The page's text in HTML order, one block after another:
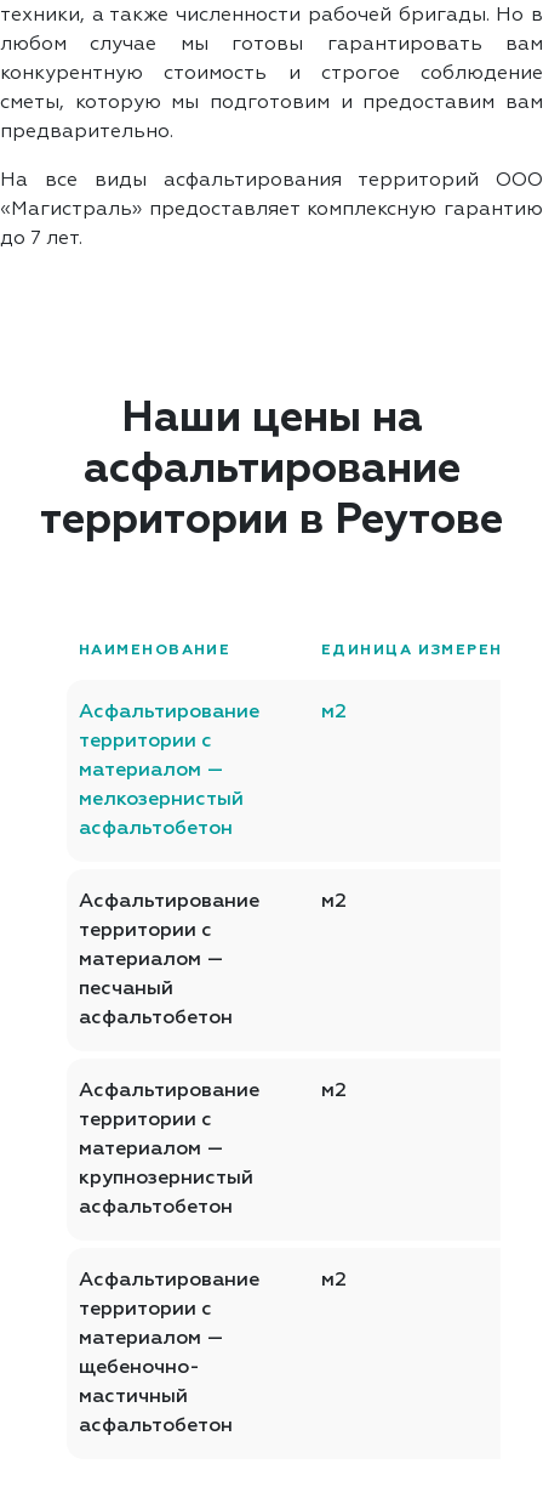
техники, а также численности рабочей бригады. Но в
любом случае мы готовы гарантировать вам
конкурентную стоимость и строгое соблюдение
сметы, которую мы подготовим и предоставим вам
предварительно.
На все виды асфальтирования территорий ООО
«Магистраль» предоставляет комплексную гарантию
до 7 лет.
Наши цены на
асфальтирование
территории в Реутове
НАИМЕНОВАНИЕ ЕДИНИЦА ИЗМЕРЕНИЯ
Асфальтирование
территории с
материалом —
мелкозернистый
асфальтобетон
м2
Асфальтирование
территории с
материалом —
песчаный
асфальтобетон
м2
Асфальтирование
территории с
материалом —
крупнозернистый
асфальтобетон
м2
Асфальтирование
территории с
материалом —
щебеночно-
мастичный
асфальтобетон
м2